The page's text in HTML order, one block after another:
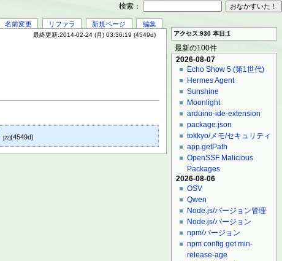
名前変更 リファラ 新規ページ 編集
最終更新:2014-02-24 (月) 03:36:19 (4549d)
[22](4549d)
アクセス:930 本日:1
最新の100件
2026-08-07
Echo Show 5 (第1世代)
Hermes Agent
Sunshine
Moonlight
arduino-ide-extension
package.json
tokkyo/メモ/セキュリティ
app.getPath
OpenSSF Malicious
Packages
2026-08-06
OSV
Qwen
Node.js/バージョン管理
Node.js/バージョン
npm/バージョン
npm config get min-
release-age
検索：